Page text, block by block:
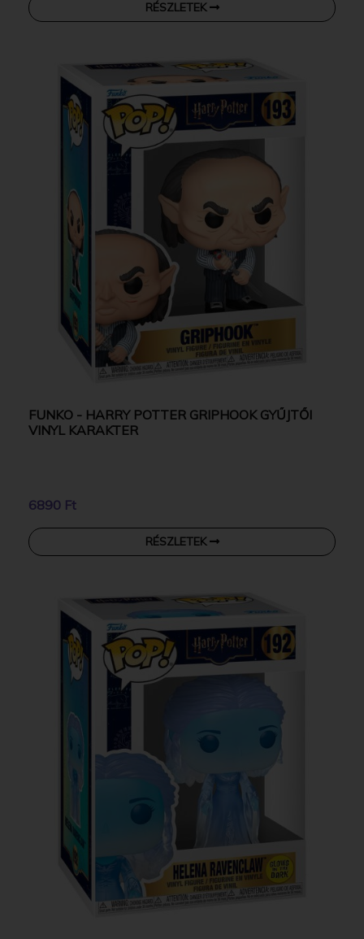
RÉSZLETEK
FUNKO - HARRY POTTER GRIPHOOK GYŰJTŐI
VINYL KARAKTER
6890 Ft
RÉSZLETEK